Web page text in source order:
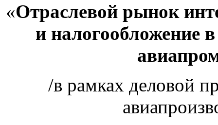
«Отраслевой рынок
и налогообложение
/в рамках деловой